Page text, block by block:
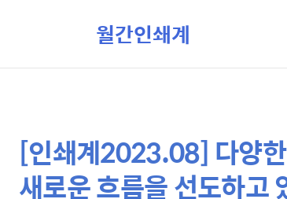
월간인쇄계
상
세
컨
본
문
제
[인쇄계2023.08] 다양
새로운 흐름을 선도하고